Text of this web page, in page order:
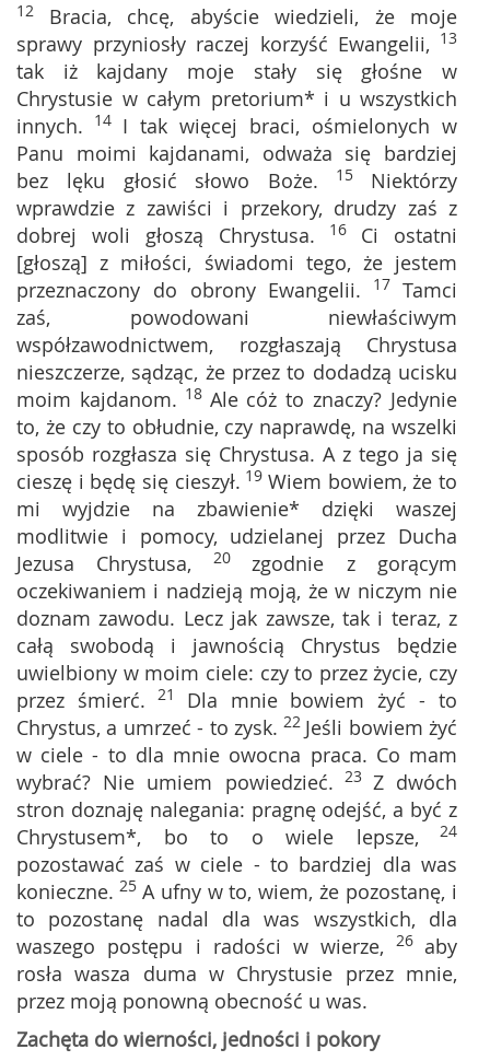
12 Bracia, chcę, abyście wiedzieli, że moje
sprawy przyniosły raczej korzyść Ewangelii, 13
tak iż kajdany moje stały się głośne w
Chrystusie w całym pretorium* i u wszystkich
innych. 14 I tak więcej braci, ośmielonych w
Panu moimi kajdanami, odważa się bardziej
bez lęku głosić słowo Boże. 15 Niektórzy
wprawdzie z zawiści i przekory, drudzy zaś z
dobrej woli głoszą Chrystusa. 16 Ci ostatni
[głoszą] z miłości, świadomi tego, że jestem
przeznaczony do obrony Ewangelii. 17Tamci
zaś, powodowani niewłaściwym
współzawodnictwem, rozgłaszają Chrystusa
nieszczerze, sądząc, że przez to dodadzą ucisku
moim kajdanom. 18 Ale cóż to znaczy? Jedynie
to, że czy to obłudnie, czy naprawdę, na wszelki
sposób rozgłasza się Chrystusa. A z tego ja się
cieszę i będę się cieszył. 19Wiem bowiem, że to
mi wyjdzie na zbawienie* dzięki waszej
modlitwie i pomocy, udzielanej przez Ducha
Jezusa Chrystusa, 20 zgodnie z gorącym
oczekiwaniem i nadzieją moją, że w niczym nie
doznam zawodu. Lecz jak zawsze, tak i teraz, z
całą swobodą i jawnością Chrystus będzie
uwielbiony w moim ciele: czy to przez życie, czy
przez śmierć. 21 Dla mnie bowiem żyć - to
Chrystus, a umrzeć - to zysk. 22 Jeśli bowiem żyć
w ciele - to dla mnie owocna praca. Co mam
wybrać? Nie umiem powiedzieć. 23 Z dwóch
stron doznaję nalegania: pragnę odejść, a być z
Chrystusem*, bo to o wiele lepsze, 24
pozostawać zaś w ciele - to bardziej dla was
konieczne. 25 A ufny w to, wiem, że pozostanę, i
to pozostanę nadal dla was wszystkich, dla
waszego postępu i radości w wierze, 26 aby
rosła wasza duma w Chrystusie przez mnie,
przez moją ponowną obecność u was.
Zachęta do wierności, jedności i pokory